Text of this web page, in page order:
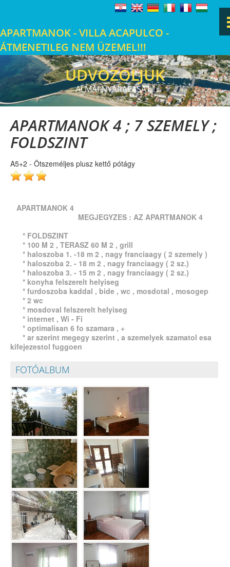
APARTMANOK - VILLA ACAPULCO -
ÁTMENETILEG NEM ÜZEMEL!!!
OMIŠ
ELHELYEZKEDÉS
ÉRINTKEZÉS
UDVOZOLJUK
ALMAI NYARALASAT !
UDVOZOLJUK
UDVOZOLJUK
UDVOZOLJUK
UDVOZOLJUK
UDVOZOLJUK
UDVOZOLJUK
UDVOZOLJUK
UDVOZOLJUK
UDVOZOLJUK
APARTMANOK 4 ; 7 SZEMELY ;
FOLDSZINT
A5+2 - Ötszeméljes plusz kettő pótágy
APARTMANOK 4
MEGJEGYZES : AZ APARTMANOK 4
* FOLDSZINT
* 100 M 2 , TERASZ 60 M 2 , grill
* haloszoba 1. -18 m 2 , nagy franciaagy ( 2 szemely )
* haloszoba 2. - 18 m 2 , nagy franciaagy ( 2 sz.)
* haloszoba 3. - 15 m 2 , nagy franciaagy ( 2 sz.)
* konyha felszerelt helyiseg
* furdoszoba kaddal , bide , wc , mosdotal , mosogep
* 2 wc
* mosdoval felszerelt helyiseg
* internet , Wi - Fi
* optimalisan 6 fo szamara , +
* ar szerint megegy szerint , a szemelyek szamatol esa
kifejezestol fuggoen
FOTÓALBUM
LINKOVI & KONTAKT
Cookie policy
Petar Pejković
Slavinj 5
21310 Omiš
nevenpejkovic3@gmail.com
Telefon/Mobil:
+385 (0) 98 502 611 / +385 (0) 21 610 843
© APARTMANOK - Villa ACAPULCO - Átmenetileg NEM ÜZEMEL!!!